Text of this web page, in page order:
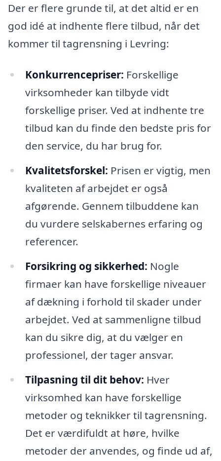
Der er flere grunde til, at det altid er en
god idé at indhente flere tilbud, når det
kommer til tagrensning i Levring:
Konkurrencepriser: Forskellige
virksomheder kan tilbyde vidt
forskellige priser. Ved at indhente tre
tilbud kan du finde den bedste pris for
den service, du har brug for.
Kvalitetsforskel: Prisen er vigtig, men
kvaliteten af arbejdet er også
afgørende. Gennem tilbuddene kan
du vurdere selskabernes erfaring og
referencer.
Forsikring og sikkerhed: Nogle
firmaer kan have forskellige niveauer
af dækning i forhold til skader under
arbejdet. Ved at sammenligne tilbud
kan du sikre dig, at du vælger en
professionel, der tager ansvar.
Tilpasning til dit behov: Hver
virksomhed kan have forskellige
metoder og teknikker til tagrensning.
Det er værdifuldt at høre, hvilke
metoder der anvendes, og finde ud af,